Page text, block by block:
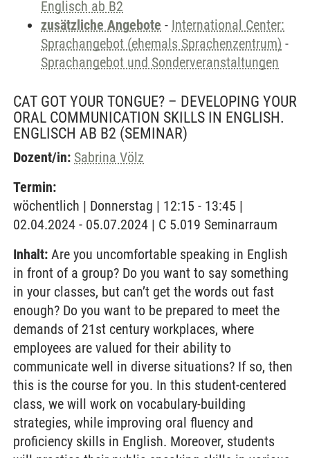
Englisch ab B2
zusätzliche Angebote - International Center:
Sprachangebot (ehemals Sprachenzentrum) -
Sprachangebot und Sonderveranstaltungen
CAT GOT YOUR TONGUE? – DEVELOPING YOUR
ORAL COMMUNICATION SKILLS IN ENGLISH.
ENGLISCH AB B2 (SEMINAR)
Dozent/in: Sabrina Völz
Termin:
wöchentlich | Donnerstag | 12:15 - 13:45 |
02.04.2024 - 05.07.2024 | C 5.019 Seminarraum
Inhalt: Are you uncomfortable speaking in English
in front of a group? Do you want to say something
in your classes, but can’t get the words out fast
enough? Do you want to be prepared to meet the
demands of 21st century workplaces, where
employees are valued for their ability to
communicate well in diverse situations? If so, then
this is the course for you. In this student-centered
class, we will work on vocabulary-building
strategies, while improving oral fluency and
proficiency skills in English. Moreover, students